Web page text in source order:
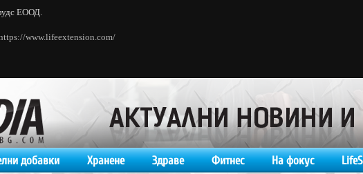
ЕООД.
www.lifeextension.com/
добавки Хранене Здраве Фитнес На фокус